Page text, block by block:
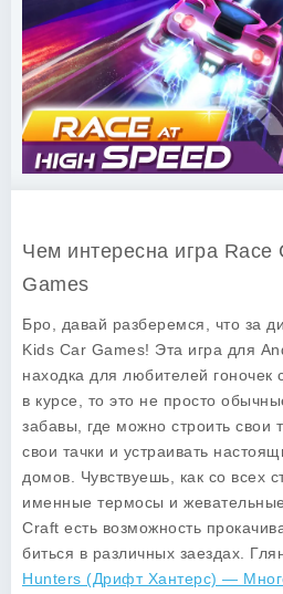
Чем интересна игра Race
Games
Бро, давай разберемся, что за
Kids Car Games! Эта игра для
находка для любителей
в курсе, то это не просто
забавы, где можно строить свои
свои тачки и устраивать
домов. Чувствуешь, как со всех
именные термосы и
Craft есть возможность
биться в различных заездах.
Hunters (Дрифт Хантерс) —